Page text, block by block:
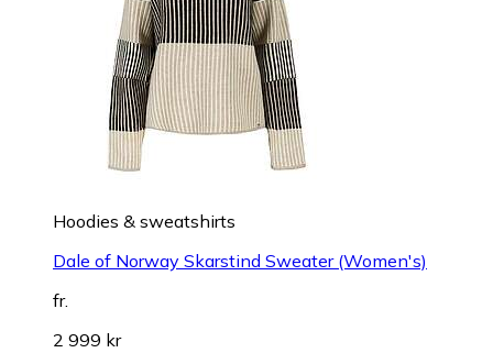
Hoodies & sweatshirts
Dale of Norway Skarstind Sweater (Women's)
fr.
2 999 kr